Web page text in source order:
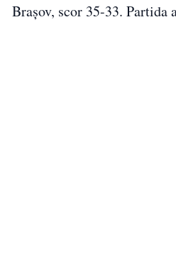
Brașov, scor 35-33.